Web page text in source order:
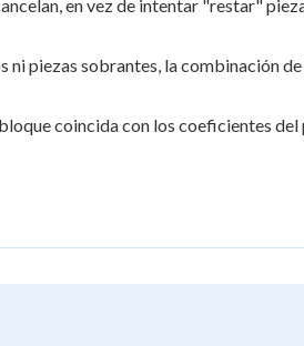
en vez de intentar "restar"
piezas sobrantes, la combinación
coincida con los coeficientes